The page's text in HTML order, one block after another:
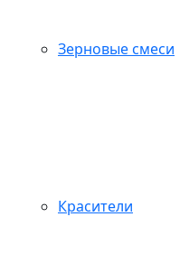
Зерновые смеси
Красители